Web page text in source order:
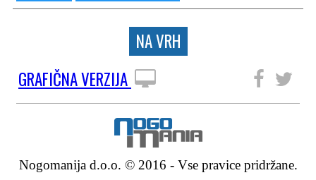
NA VRH
GRAFIČNA VERZIJA
Nogomanija d.o.o. © 2016 - Vse pravice pridržane.